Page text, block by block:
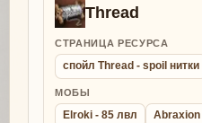
Thread
СТРАНИЦА РЕСУРСА
спойл Thread - spoil нитки
МОБЫ
Elroki - 85 лвл
Abraxion